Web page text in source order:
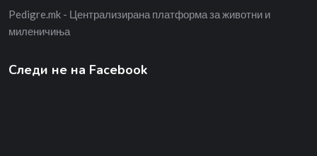
Pedigre.mk - Централизирана платформа за животни и
миленичиња
Следи не на Facebook